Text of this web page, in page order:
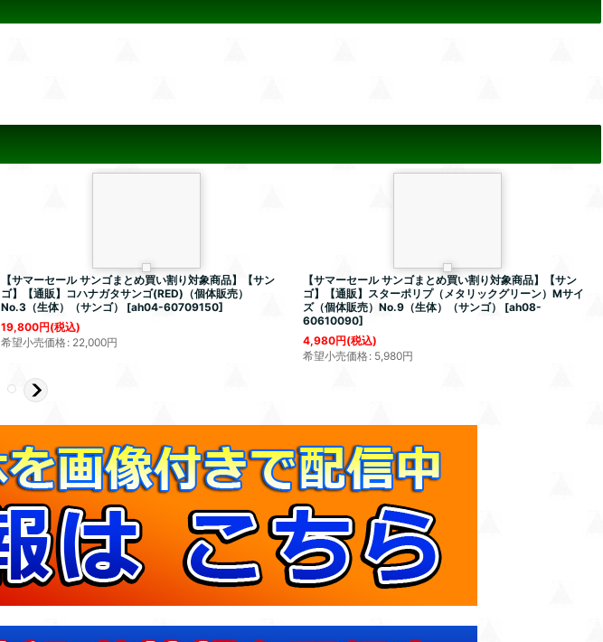
【サマーセール サンゴまとめ買い割り対象商品】【サン
ゴ】【通販】コハナガタサンゴ(RED)（個体販売）
No.3（生体）（サンゴ）
[ah04-60709150]
19,800円(税込)
希望小売価格: 22,000円
【サマーセール サンゴまとめ買い割り対象商品】【サン
ゴ】【通販】スターポリプ（メタリックグリーン）Mサイ
ズ（個体販売）No.9（生体）（サンゴ）
[ah08-
60610090]
4,980円(税込)
希望小売価格: 5,980円